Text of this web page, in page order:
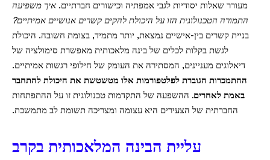
מעורר שאלות יסודיות לגבי אמפתיה וכישורים חברתיים.איך משפיעה
התמורה הטכנולוגית הזו על היכולת להקים קשרים אנושיים אמיתיים?
בניית קשרים בין-אישיים נמצאת, יותר מתמיד, בצומת חשובה. היכולת
לגשת בקלות לכלים של בינה מלאכותית מאפשרת סימולציה של
דיאלוגים מעניינים, המסתירה את העומק של חילופי רגשות אמיתיים.
ההתמכרות הגוברת לפלטפורמות אלו מטשטשת את היכולת להתחבר
באמת לאחרים. ההשפעה של התקדמות טכנולוגית זו על ההתפתחות
החברתית של הצעירים היא עצומה ומצריכה תשומת לב מתמשכת.
עליית הבינה המלאכותית בקרב